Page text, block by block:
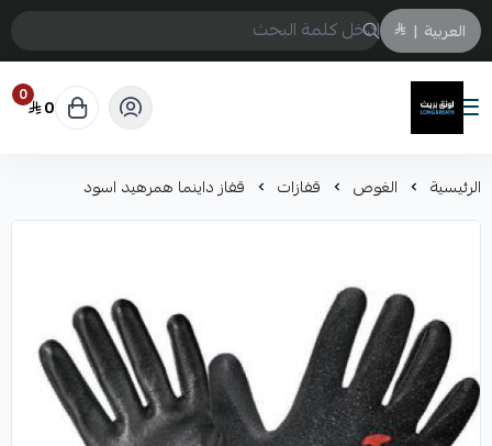
العربية |
لونق بريث
0 0
الرئيسية الغوص قفازات قفاز داينما همرهيد اسود